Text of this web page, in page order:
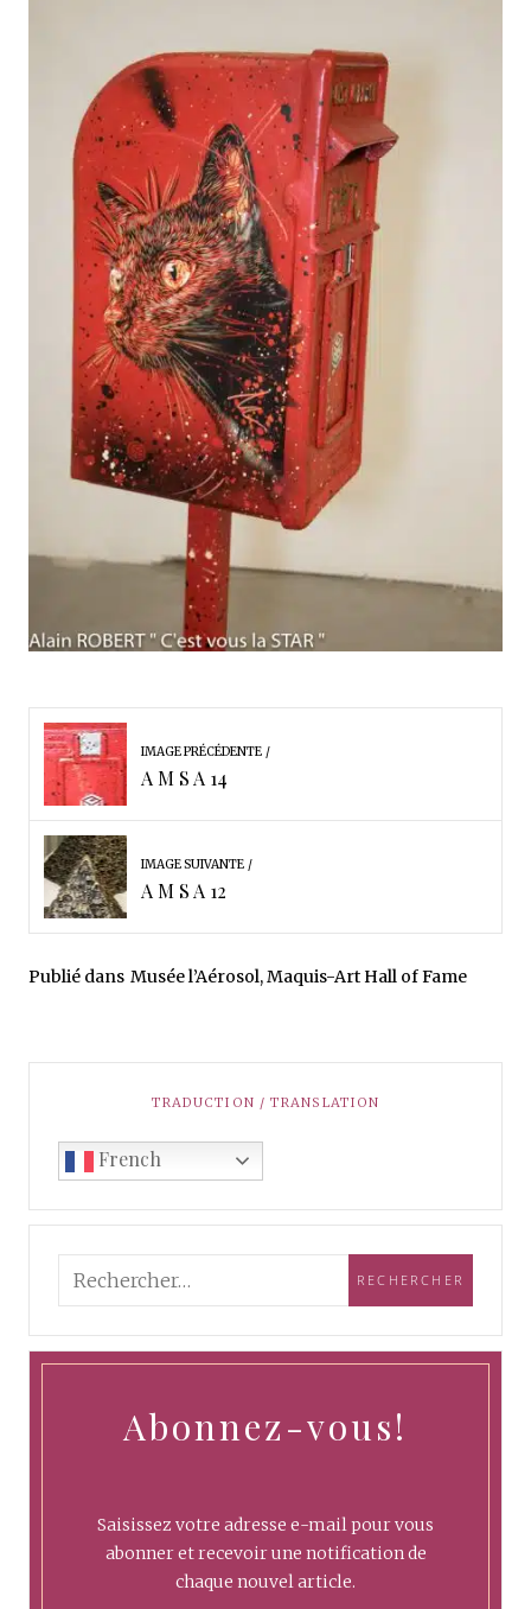
IMAGE PRÉCÉDENTE
A M S A 14
IMAGE SUIVANTE
A M S A 12
Publié dans Musée l’Aérosol, Maquis-Art Hall of Fame
TRADUCTION / TRANSLATION
French
Abonnez-vous!
Saisissez votre adresse e-mail pour vous
abonner et recevoir une notification de
chaque nouvel article.